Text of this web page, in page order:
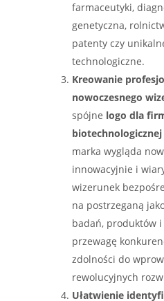
farmaceutyki,
genetyczna,
patenty czy
technologiczne.
Kreowanie
nowoczesnego
spójne logo dla
biotechnologicznej
marka wygląda
innowacyjnie i
wizerunek
na postrzeganą
badań, produktów i
przewagę
zdolności do
rewolucyjnych
Ułatwienie